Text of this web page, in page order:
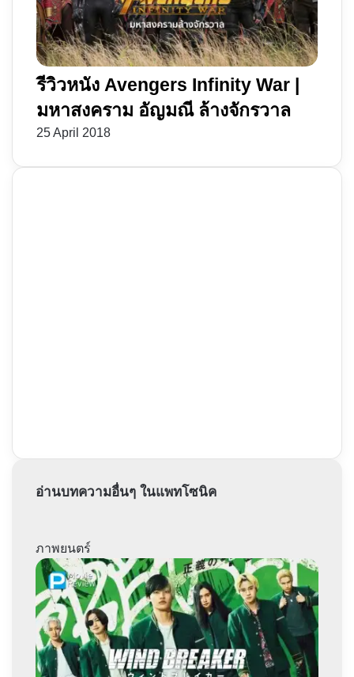
รีวิวหนัง Avengers Infinity War |
มหาสงคราม อัญมณี ล้างจักรวาล
25 April 2018
อ่านบทความอื่นๆ ในแพทโซนิค
ภาพยนตร์